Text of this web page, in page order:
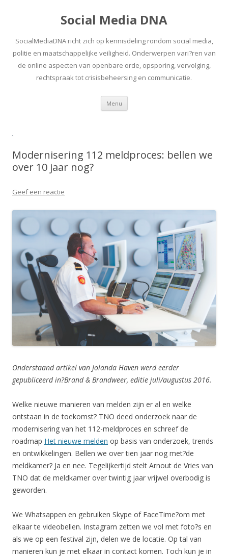
Social Media DNA
SocialMediaDNA richt zich op kennisdeling rondom social media,
politie en maatschappelijke veiligheid. Onderwerpen vari?ren van
de online aspecten van openbare orde, opsporing, vervolging,
rechtspraak tot crisisbeheersing en communicatie.
Menu Spring
inhoud
Modernisering 112 meldproces: bellen we
over 10 jaar nog?
Geef een reactie
Onderstaand artikel van Jolanda Haven werd eerder
gepubliceerd in?Brand & Brandweer, editie juli/augustus 2016.
Welke nieuwe manieren van melden zijn er al en welke
ontstaan in de toekomst? TNO deed onderzoek naar de
modernisering van het 112-meldproces en schreef de
roadmap Het nieuwe melden op basis van onderzoek, trends
en ontwikkelingen. Bellen we over tien jaar nog met?de
meldkamer? Ja en nee. Tegelijkertijd stelt Arnout de Vries van
TNO dat de meldkamer over twintig jaar vrijwel overbodig is
geworden.
We Whatsappen en gebruiken Skype of FaceTime?om met
elkaar te videobellen. Instagram zetten we vol met foto?s en
als we op een festival zijn, delen we de locatie. Op tal van
manieren kun je met elkaar in contact komen. Toch kun je in